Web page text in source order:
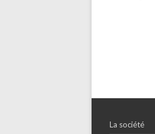
La société